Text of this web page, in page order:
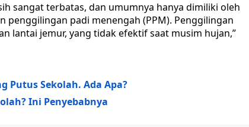
sangat terbatas, dan umumnya hanya dimiliki oleh
penggilingan padi menengah (PPM). Penggilingan
lantai jemur, yang tidak efektif saat musim hujan,”
Putus Sekolah. Ada Apa?
Ini Penyebabnya